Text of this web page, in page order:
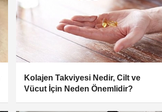
Kolajen Takviyesi Nedir, Cilt ve
Vücut İçin Neden Önemlidir?